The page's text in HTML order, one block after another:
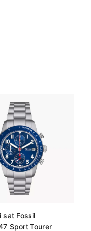
sat Fossil
Sport Tourer